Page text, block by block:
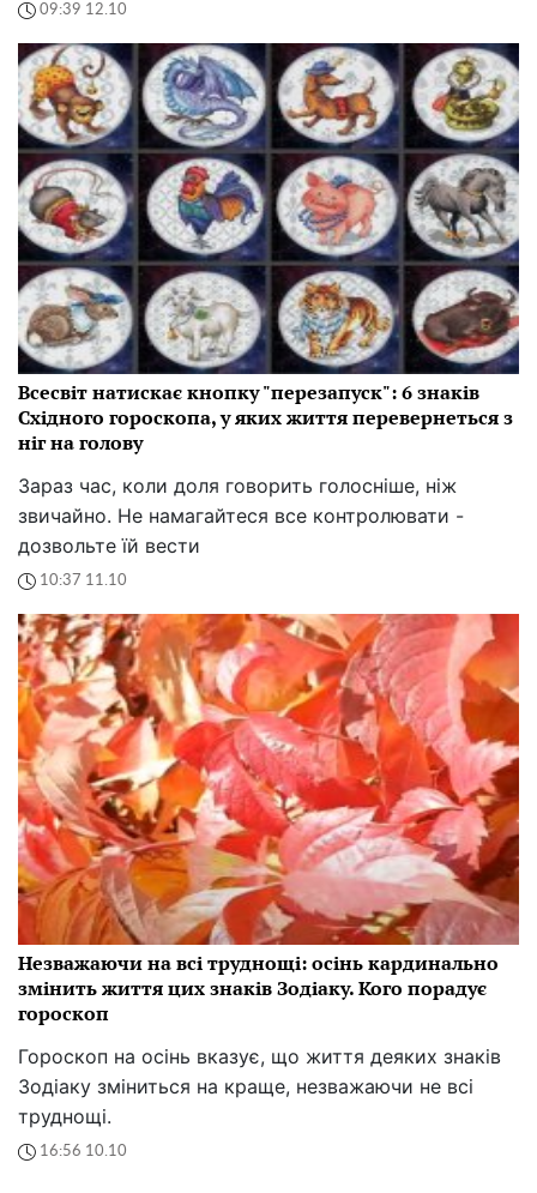
09:39 12.10
Всесвіт натискає кнопку "перезапуск": 6 знаків
Східного гороскопа, у яких життя перевернеться з
ніг на голову
Зараз час, коли доля говорить голосніше, ніж
звичайно. Не намагайтеся все контролювати -
дозвольте їй вести
10:37 11.10
Незважаючи на всі труднощі: осінь кардинально
змінить життя цих знаків Зодіаку. Кого порадує
гороскоп
Гороскоп на осінь вказує, що життя деяких знаків
Зодіаку зміниться на краще, незважаючи не всі
труднощі.
16:56 10.10